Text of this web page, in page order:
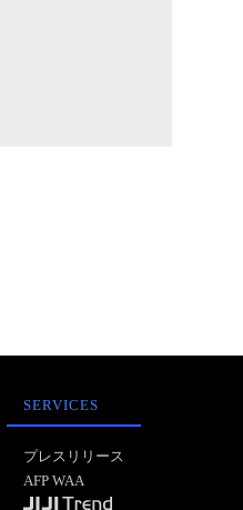
SERVICES
プレスリリース
AFP WAA